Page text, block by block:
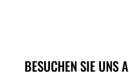
BESUCHEN SIE UNS